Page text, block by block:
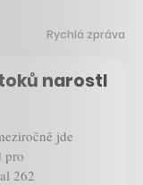
Rychlá zpráva
narostl
jde
pro
262